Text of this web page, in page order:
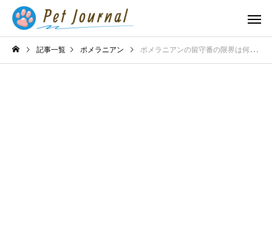
記事一覧 ポメラニアン ポメラニアンの留守番の限界は何時間？安心できる環境作りのコツ